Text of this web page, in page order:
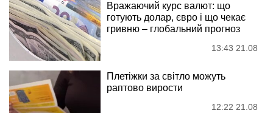
Вражаючий курс валют: що
готують долар, євро і що чекає
гривню – глобальний прогноз
13:43 21.08
Плетіжки за світло можуть
раптово вирости
12:22 21.08